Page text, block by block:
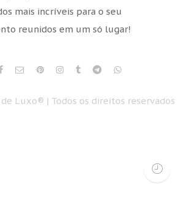
mais incríveis para o seu
reunidos em um só lugar!
Luxo® | Todos os direitos reservados